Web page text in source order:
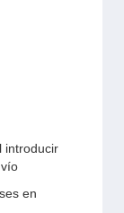
introducir
en